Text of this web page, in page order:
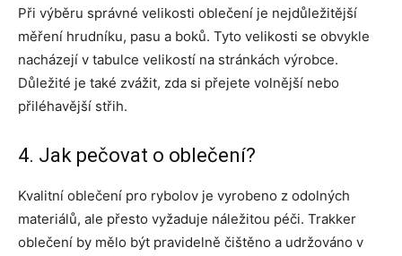
Při výběru správné velikosti oblečení je nejdůležitější
měření hrudníku, pasu a boků. Tyto velikosti se obvykle
nacházejí v tabulce velikostí na stránkách výrobce.
Důležité je také zvážit, zda si přejete volnější nebo
přiléhavější střih.
4. Jak pečovat o oblečení?
Kvalitní oblečení pro rybolov je vyrobeno z odolných
materiálů, ale přesto vyžaduje náležitou péči. Trakker
oblečení by mělo být pravidelně čištěno a udržováno v